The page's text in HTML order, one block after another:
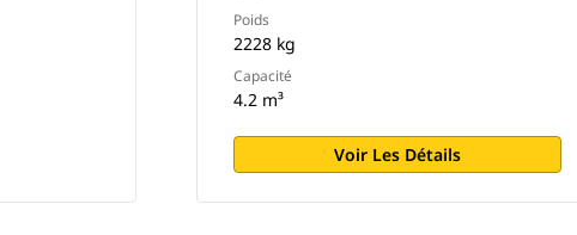
Poids
2228 kg
Capacité
4.2 m³
Voir Les Détails